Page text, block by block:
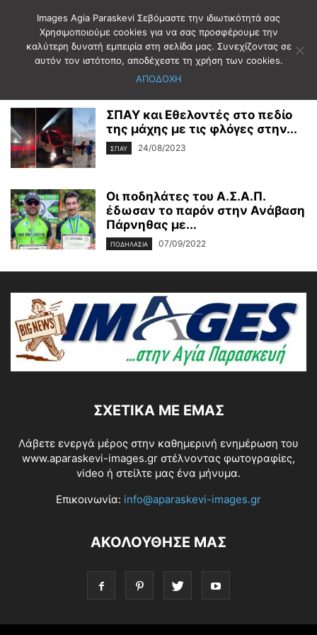
Αρχική Ετικέτες ΠΑΡΝΗΘΑ
ΣΠΑΥ και Εθελοντές στο πεδίο
της μάχης με τις φλόγες στην...
ΣΠΑΥ 24/08/2023
Οι ποδηλάτες του Α.Σ.Α.Π.
έδωσαν το παρόν στην Ανάβαση
Πάρνηθας με...
ΠΟΔΗΛΑΣΙΑ 07/09/2022
ΣΧΕΤΙΚΆ ΜΕ ΕΜΆΣ
Λάβετε ενεργά μέρος στην καθημερινή ενημέρωση του
www.aparaskevi-images.gr στέλνοντας φωτογραφίες,
video ή στείλτε μας ένα μήνυμα.
Επικοινωνία: info@aparaskevi-images.gr
ΑΚΟΛΟΥΘΗΣΕ ΜΑΣ
Images Agia Paraskevi Σεβόμαστε την ιδιωτικότητά σας
Χρησιμοποιούμε cookies για να σας προσφέρουμε την
καλύτερη δυνατή εμπειρία στη σελίδα μας. Συνεχίζοντας σε
αυτόν τον ιστότοπο, αποδέχεστε τη χρήση των cookies.
ΑΠΟΔΟΧΗ